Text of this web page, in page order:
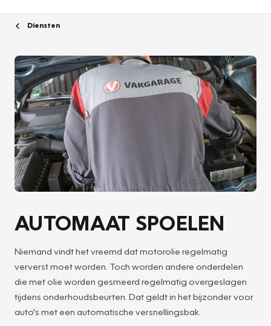
Diensten
AUTOMAAT SPOELEN
Niemand vindt het vreemd dat motorolie regelmatig
ververst moet worden. Toch worden andere onderdelen
die met olie worden gesmeerd regelmatig overgeslagen
tijdens onderhoudsbeurten. Dat geldt in het bijzonder voor
auto's met een automatische versnellingsbak.